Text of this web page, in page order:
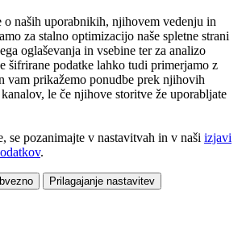
o naših uporabnikih, njihovem vedenju in
za stalno optimizacijo naše spletne strani
oglaševanja in vsebine ter za analizo
šifrirane podatke lahko tudi primerjamo z
vam prikažemo ponudbe prek njihovih
le če njihove storitve že uporabljate
se pozanimajte v nastavitvah in v naši izjavi
.
Prilagajanje nastavitev